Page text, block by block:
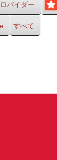
バイダー
すべて